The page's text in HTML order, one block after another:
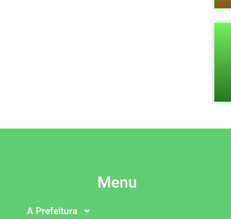
Menu
A Prefeitura